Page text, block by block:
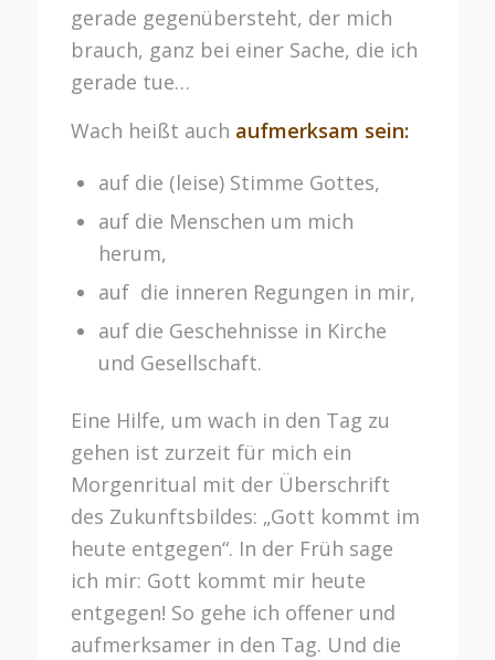
gerade gegenübersteht, der mich
brauch, ganz bei einer Sache, die ich
gerade tue…
Wach heißt auch aufmerksam sein:
auf die (leise) Stimme Gottes,
auf die Menschen um mich
herum,
auf die inneren Regungen in mir,
auf die Geschehnisse in Kirche
und Gesellschaft.
Eine Hilfe, um wach in den Tag zu
gehen ist zurzeit für mich ein
Morgenritual mit der Überschrift
des Zukunftsbildes: „Gott kommt im
heute entgegen“. In der Früh sage
ich mir: Gott kommt mir heute
entgegen! So gehe ich offener und
aufmerksamer in den Tag. Und die